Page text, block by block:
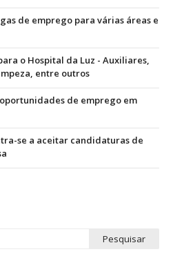
de emprego para várias áreas e
o Hospital da Luz - Auxiliares,
entre outros
de emprego em
se a aceitar candidaturas de